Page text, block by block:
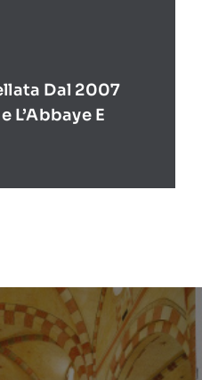
Dal 2007
L’Abbaye E